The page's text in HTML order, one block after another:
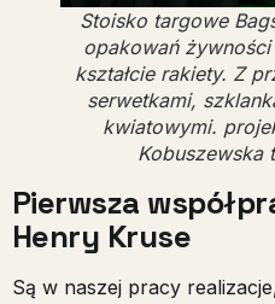
Stoisko targowe
opakowań
kształcie rakiety. Z
serwetkami,
kwiatowymi.
Kobuszewska
Pierwsza
Henry Kruse
Są w naszej pracy